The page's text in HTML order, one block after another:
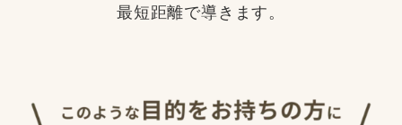
最短距離で導きます。